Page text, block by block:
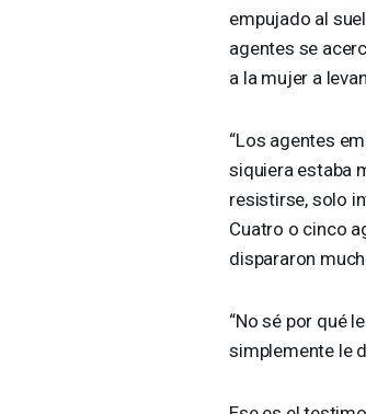
empujado al
agentes se
a la mujer a
“Los agentes
siquiera estaba
resistirse, solo
Cuatro o cinco
dispararon
“No sé por qué
simplemente le